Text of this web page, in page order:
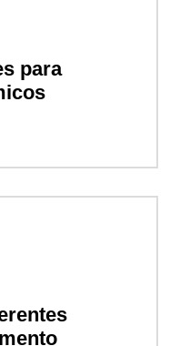
para